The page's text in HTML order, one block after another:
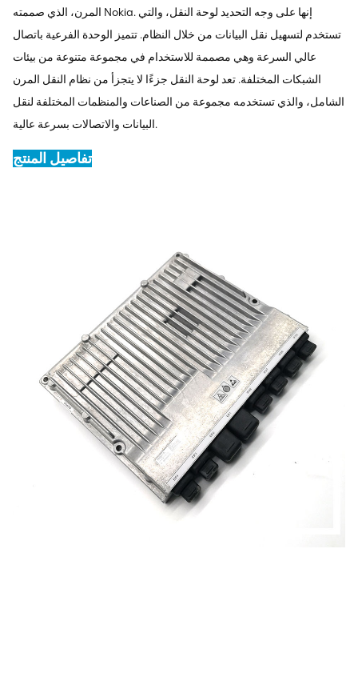
المرن، الذي صممته Nokia. إنها على وجه التحديد لوحة النقل، والتي
تستخدم لتسهيل نقل البيانات من خلال النظام. تتميز الوحدة الفرعية باتصال
عالي السرعة وهي مصممة للاستخدام في مجموعة متنوعة من بيئات
الشبكات المختلفة. تعد لوحة النقل جزءًا لا يتجزأ من نظام النقل المرن
الشامل، والذي تستخدمه مجموعة من الصناعات والمنظمات المختلفة لنقل
البيانات والاتصالات بسرعة عالية.
تفاصيل المنتج